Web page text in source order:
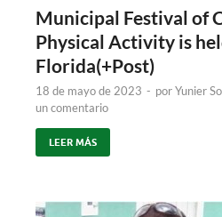
Municipal Festival of
Physical Activity is
Florida(+Post)
18 de mayo de 2023 - porYunier
un comentario
LEER MÁS